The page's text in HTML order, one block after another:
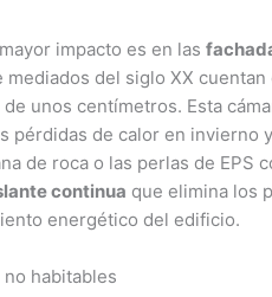
impacto es en las
del siglo XX
unos centímetros. Esta
pérdidas de calor en invierno
de roca o las perlas de EPS
continua que elimina los
energético del edificio.
habitables